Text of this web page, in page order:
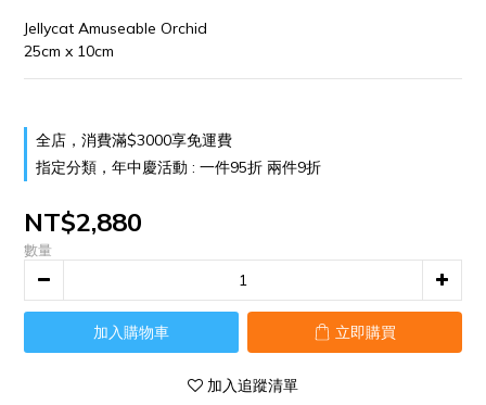
Jellycat Amuseable Orchid
25cm x 10cm
全店，消費滿$3000享免運費
指定分類，年中慶活動 : 一件95折 兩件9折
NT$2,880
數量
加入購物車 立即購買
加入追蹤清單